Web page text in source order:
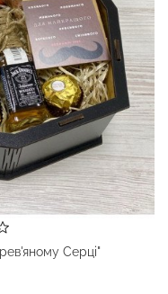
Серці"